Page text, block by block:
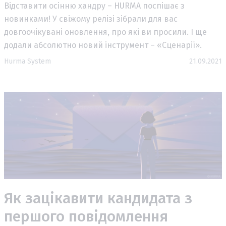
Відставити осінню хандру – HURMA поспішає з
новинками! У свіжому релізі зібрали для вас
довгоочікувані оновлення, про які ви просили. І ще
додали абсолютно новий інструмент – «Сценарії».
Hurma System 21.09.2021
Як зацікавити кандидата з
першого повідомлення